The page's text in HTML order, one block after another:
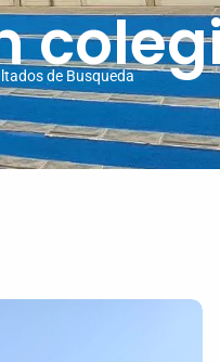
de Busqueda